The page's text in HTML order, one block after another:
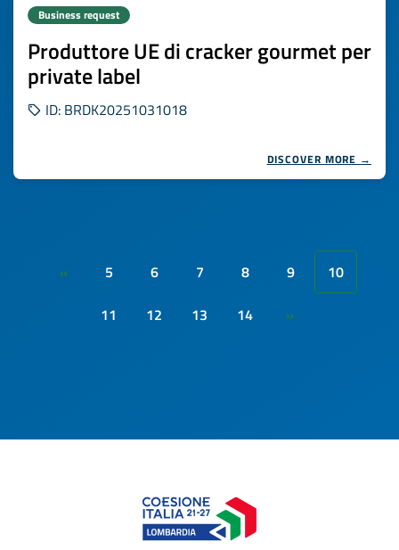
Business request
Produttore UE di cracker gourmet per
private label
ID: BRDK20251031018
DISCOVER MORE →
« 5 6 7 8 9
10
11
12 13 14 »